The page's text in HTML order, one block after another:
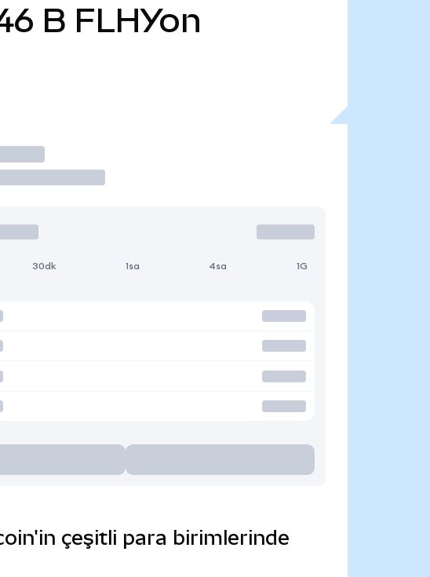
B FLHYon
30dk 1sa 4sa 1G
çeşitli para birimlerinde